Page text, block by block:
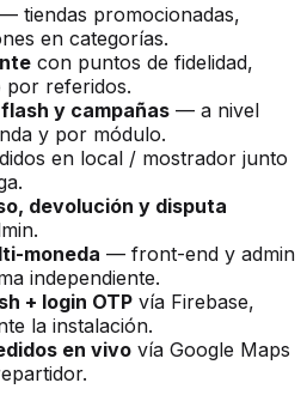
— tiendas promocionadas,
en categorías.
con puntos de fidelidad,
por referidos.
y campañas — a nivel
y por módulo.
en local / mostrador junto
devolución y disputa
moneda — front-end y admin
independiente.
+ login OTP vía Firebase,
la instalación.
en vivo vía Google Maps